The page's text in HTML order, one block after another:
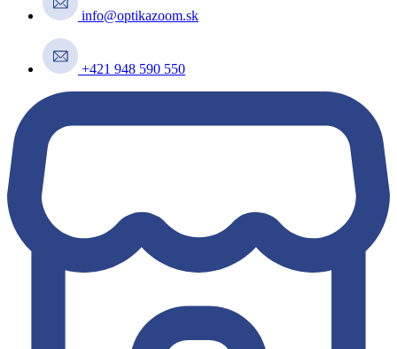
info@optikazoom.sk
+421 948 590 550